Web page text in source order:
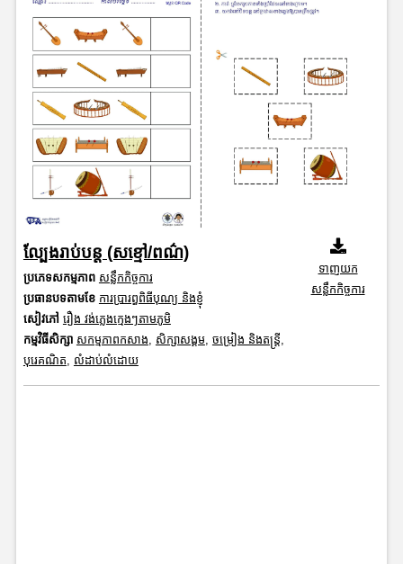
ល្បែងរាប់បន្ត (សខ្មៅ/ពណ៌)
ប្រភេទសកម្មភាព សន្លឹកកិច្ចការ
ប្រធានបទតាមខែ ការប្រារព្ធពិធីបុណ្យ និងខ្ញុំ
សៀវភៅ រឿង វង់ភ្លេងក្មេងៗតាមភូមិ
កម្មវិធីសិក្សា សកម្មភាពកសាង សិក្សាសង្គម, ចម្រៀង និងតន្ត្រី
បុរេគណិត
លំដាប់លំដោយ
ទាញយក
សន្លឹកកិច្ចការ